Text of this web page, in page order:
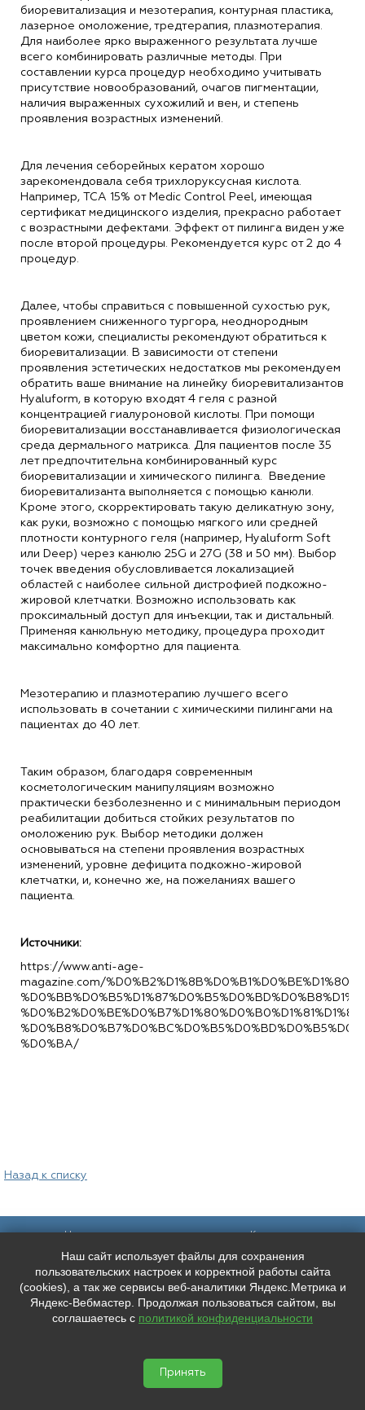
биоревитализация и мезотерапия, контурная пластика,
лазерное омоложение, тредтерапия, плазмотерапия.
Для наиболее ярко выраженного результата лучше
всего комбинировать различные методы. При
составлении курса процедур необходимо учитывать
присутствие новообразований, очагов пигментации,
наличия выраженных сухожилий и вен, и степень
проявления возрастных изменений.
Для лечения себорейных кератом хорошо
зарекомендовала себя трихлоруксусная кислота.
Например, TCA 15% от Medic Control Peel, имеющая
сертификат медицинского изделия, прекрасно работает
с возрастными дефектами. Эффект от пилинга виден уже
после второй процедуры. Рекомендуется курс от 2 до 4
процедур.
Далее, чтобы справиться с повышенной сухостью рук,
проявлением сниженного тургора, неоднородным
цветом кожи, специалисты рекомендуют обратиться к
биоревитализации. В зависимости от степени
проявления эстетических недостатков мы рекомендуем
обратить ваше внимание на линейку биоревитализантов
Hyaluform, в которую входят 4 геля с разной
концентрацией гиалуроновой кислоты. При помощи
биоревитализации восстанавливается физиологическая
среда дермального матрикса. Для пациентов после 35
лет предпочтительна комбинированный курс
биоревитализации и химического пилинга.
Введение
биоревитализанта выполняется с помощью канюли.
Кроме этого, скорректировать такую деликатную зону,
как руки, возможно с помощью мягкого или средней
плотности контурного геля (например, Hyaluform Soft
или Deep) через канюлю 25G и 27G (38 и 50 мм). Выбор
точек введения обусловливается локализацией
областей с наиболее сильной дистрофией подкожно-
жировой клетчатки. Возможно использовать как
проксимальный доступ для инъекции, так и дистальный.
Применяя канюльную методику, процедура проходит
максимально комфортно для пациента.
Мезотерапию и плазмотерапию лучшего всего
использовать в сочетании с химическими пилингами на
пациентах до 40 лет.
Таким образом, благодаря современным
косметологическим манипуляциям возможно
практически безболезненно и с минимальным периодом
реабилитации добиться стойких результатов по
омоложению рук. Выбор методики должен
основываться на степени проявления возрастных
изменений, уровне дефицита подкожно-жировой
клетчатки, и, конечно же, на пожеланиях вашего
пациента.
Источники:
https://www.anti-age-
magazine.com/%D0%B2%D1%8B%D0%B1%D0%BE%D1%80-
%D0%BA/
Назад к списку
ООО "ЛУЧШЕЕ ЛИЦО"
Наш адрес:
Санкт-Петербург,
Каменноостровский пр. 61/2, вход в
арку со стороны улицы Чапыгина
Режим работы: пн - пт: 10:00 - 18:00
Контакты:
+7 (921) 9606133
+7 (991) 0165010
mederispb@yandex.ru
Мы в социальных сетях:
Наш сайт использует файлы для сохранения
пользовательских настроек и корректной работы сайта
(cookies), а так же сервисы веб-аналитики Яндекс.Метрика и
Яндекс-Вебмастер. Продолжая пользоваться сайтом, вы
соглашаетесь с политикой конфиденциальности
Принять